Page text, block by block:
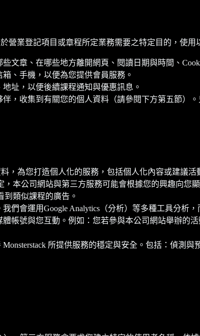
營業登記項目或章程所定業務需要之特定目的，使用
文章、在哪些地方離開網頁、閱讀日期與時間、
、手機，以便為您提供會員服務。
址，以便後續課程通知與優惠訊息。
，收集到有關您的個人資料（請參閱下方第五節）
，為您打造個人化的服務，包括個人化內容或建議
本公司網站與第三方服務可能會根據您的興趣向您
類似課程的廣告。
們會運用Google Analytics（分析）等多種工具分析
帳號與您互動。例如：您若參與本公司網站舉辦的
所提供服務的穩定與安全。包括：偵測